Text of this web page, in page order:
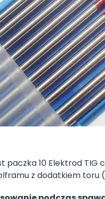
10 Elektrod TIG
z dodatkiem toru